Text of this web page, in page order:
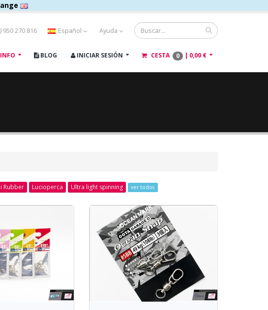
950 270 816 Español Ayuda
INFO BLOG INICIAR SESIÓN CESTA 0 | 0,00 €
Rubber Lucioperca Ultra light spinning ver todos